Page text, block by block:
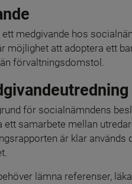
medgivande hos
möjlighet att adoptera ett
förvaltningsdomstol.
för socialnämndens
samarbete mellan
är klar används
lämna referenser,